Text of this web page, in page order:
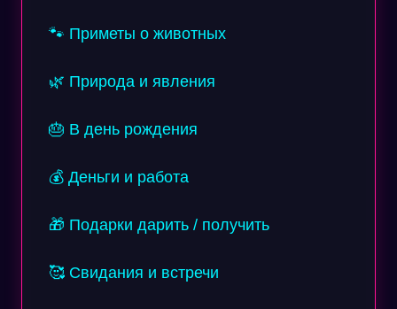
🐾 Приметы о животных
🌿 Природа и явления
🎂 В день рождения
💰 Деньги и работа
🎁 Подарки дарить / получить
🥰 Свидания и встречи